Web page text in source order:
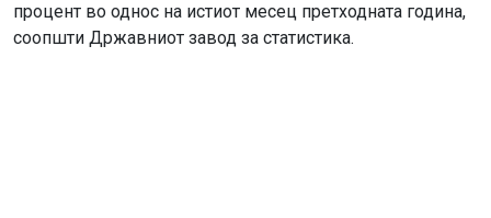
процент во однос на истиот месец претходната година,
соопшти Државниот завод за статистика.